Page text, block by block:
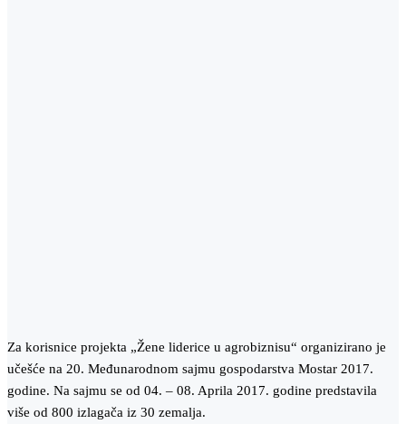
Za korisnice projekta „Žene liderice u agrobiznisu“ organizirano je
učešće na 20. Međunarodnom sajmu gospodarstva Mostar 2017.
godine. Na sajmu se od 04. – 08. Aprila 2017. godine predstavila
više od 800 izlagača iz 30 zemalja.